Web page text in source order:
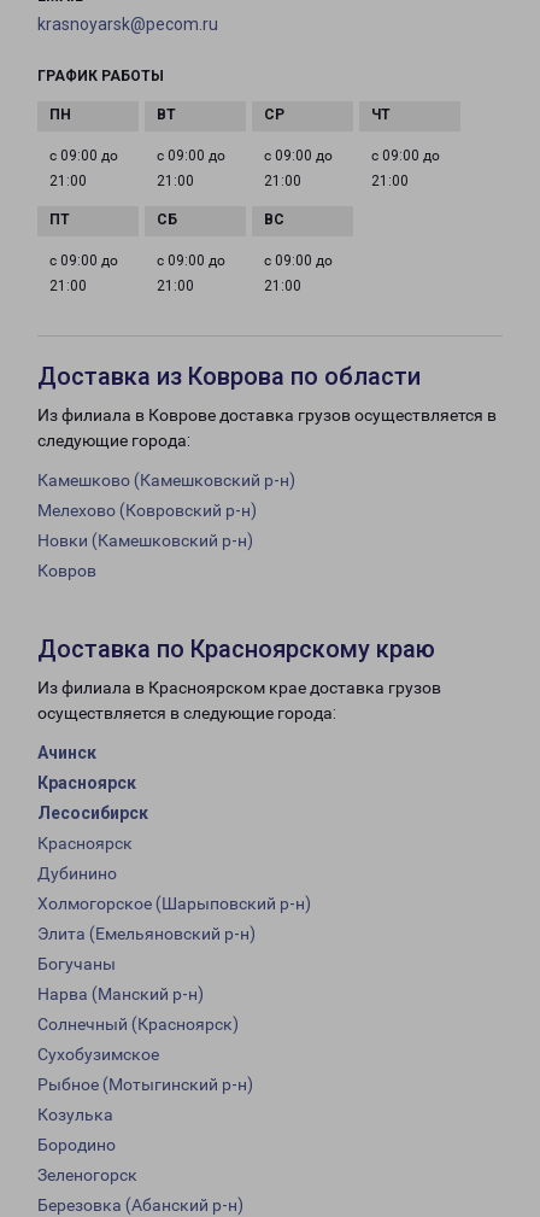
krasnoyarsk@pecom.ru
ГРАФИК РАБОТЫ
с 09:00 до
21:00
с 09:00 до
21:00
с 09:00 до
21:00
с 09:00 до
21:00
с 09:00 до
21:00
с 09:00 до
21:00
с 09:00 до
21:00
Доставка из Коврова по области
Из филиала в Коврове доставка грузов осуществляется в
следующие города:
Камешково (Камешковский р-н)
Мелехово (Ковровский р-н)
Новки (Камешковский р-н)
Ковров
Доставка по Красноярскому краю
Из филиала в Красноярском крае доставка грузов
осуществляется в следующие города:
Ачинск
Красноярск
Лесосибирск
Красноярск
Дубинино
Холмогорское (Шарыповский р-н)
Элита (Емельяновский р-н)
Богучаны
Нарва (Манский р-н)
Солнечный (Красноярск)
Сухобузимское
Рыбное (Мотыгинский р-н)
Козулька
Бородино
Зеленогорск
Березовка (Абанский р-н)